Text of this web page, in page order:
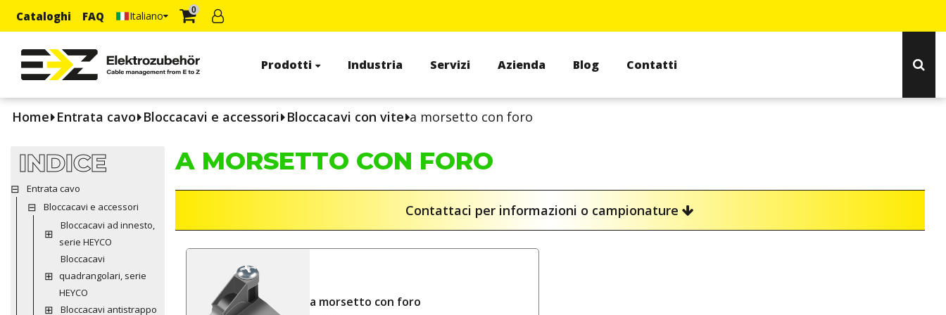
Cataloghi FAQ Italiano 0
Prodotti Industria Servizi Azienda Blog Contatti
Home Entrata cavo Bloccacavi e accessori Bloccacavi con vite a morsetto con foro
INDICE
Entrata cavo
Bloccacavi e accessori
Bloccacavi ad innesto,
serie HEYCO
Bloccacavi
quadrangolari, serie
HEYCO
Bloccacavi antistrappo
A MORSETTO CON FORO
Contattaci per informazioni o campionature
a morsetto con foro